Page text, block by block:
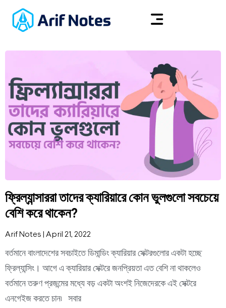
ফ্রিল্যান্সাররা তাদের ক্যারিয়ারে কোন ভুলগুলো সবচেয়ে
বেশি করে থাকেন?
Arif Notes April 21, 2022
বর্তমানে বাংলাদেশের সবচাইতে ডিমান্ডিং ক্যারিয়ার সেক্টরগুলোর একটা হচ্ছে
ফ্রিল্যান্সিং। আগে এ ক্যারিয়ার সেক্টরে জনপ্রিয়তা এত বেশি না থাকলেও
বর্তমানে তরুণ প্রজন্মের মধ্যে বড় একটা অংশই নিজেদেরকে এই সেক্টরে
এনগেইজ করতে চান৷ সবার